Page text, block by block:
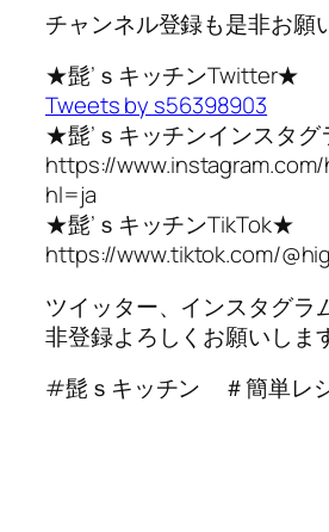
チャンネル登録も是非お願
★髭’ｓキッチンTwitter★
Tweets by s56398903
★髭’ｓキッチンインスタ
https://
hl=ja
★髭’ｓキッチンTikTok★
https://www.tiktok.com/
ツイッター、インスタグラ
非登録よろしくお願いしま
#髭ｓキッチン ＃簡単レ